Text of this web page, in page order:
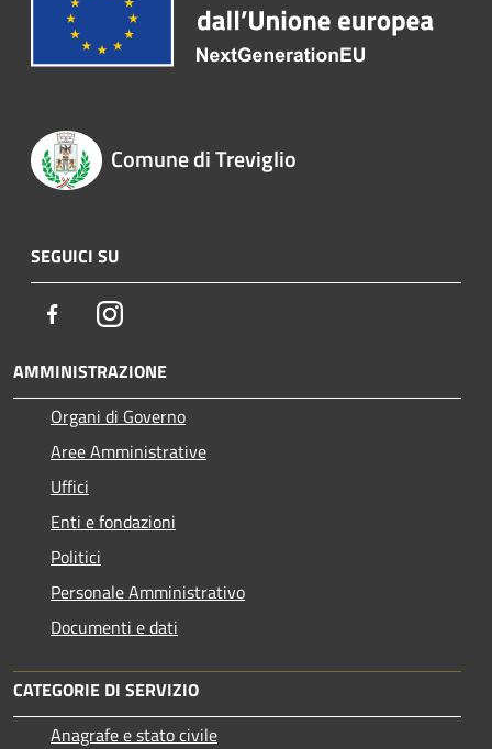
Comune di Treviglio
SEGUICI SU
FacebookInstagram
AMMINISTRAZIONE
Organi di Governo
Aree Amministrative
Uffici
Enti e fondazioni
Politici
Personale Amministrativo
Documenti e dati
CATEGORIE DI SERVIZIO
Anagrafe e stato civile